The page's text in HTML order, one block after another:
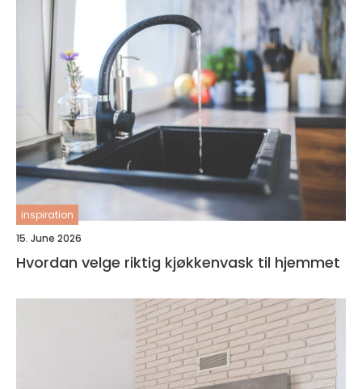
inspiration
15. June 2026
Hvordan velge riktig kjøkkenvask til hjemmet